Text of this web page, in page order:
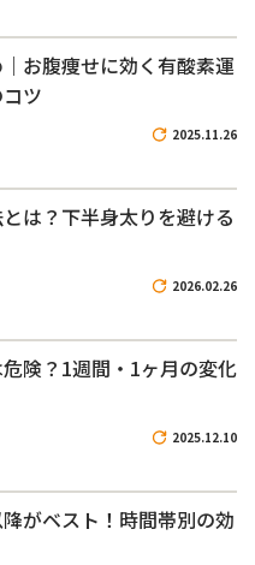
お腹痩せに効く有酸素運
ツ
2025.11.26
は？下半身太りを避ける
2026.02.26
険？1週間・1ヶ月の変化
2025.12.10
がベスト！時間帯別の効